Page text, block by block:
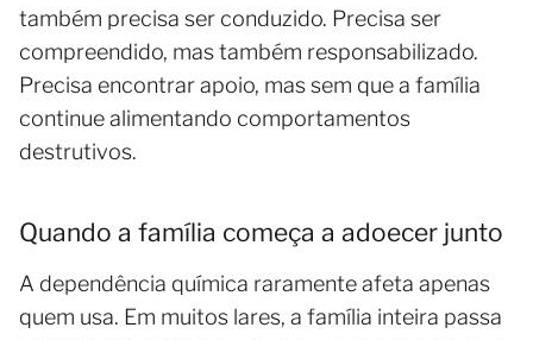
também precisa ser conduzido. Precisa ser
compreendido, mas também responsabilizado.
Precisa encontrar apoio, mas sem que a família
continue alimentando comportamentos
destrutivos.
Quando a família começa a adoecer junto
A dependência química raramente afeta apenas
quem usa. Em muitos lares, a família inteira passa